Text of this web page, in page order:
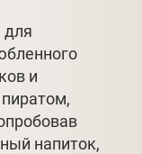
для
и
напиток,